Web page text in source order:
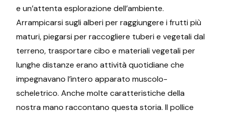
e un’attenta esplorazione dell’ambiente.
Arrampicarsi sugli alberi per raggiungere i frutti più
maturi, piegarsi per raccogliere tuberi e vegetali dal
terreno, trasportare cibo e materiali vegetali per
lunghe distanze erano attività quotidiane che
impegnavano l’intero apparato muscolo-
scheletrico. Anche molte caratteristiche della
nostra mano raccontano questa storia. Il pollice